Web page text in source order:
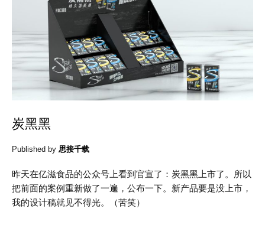
炭黑黑
Published by 思接千载
昨天在亿滋食品的公众号上看到官宣了：炭黑黑上市了。所以
把前面的案例重新做了一遍，公布一下。新产品要是没上市，
我的设计稿就见不得光。（苦笑）